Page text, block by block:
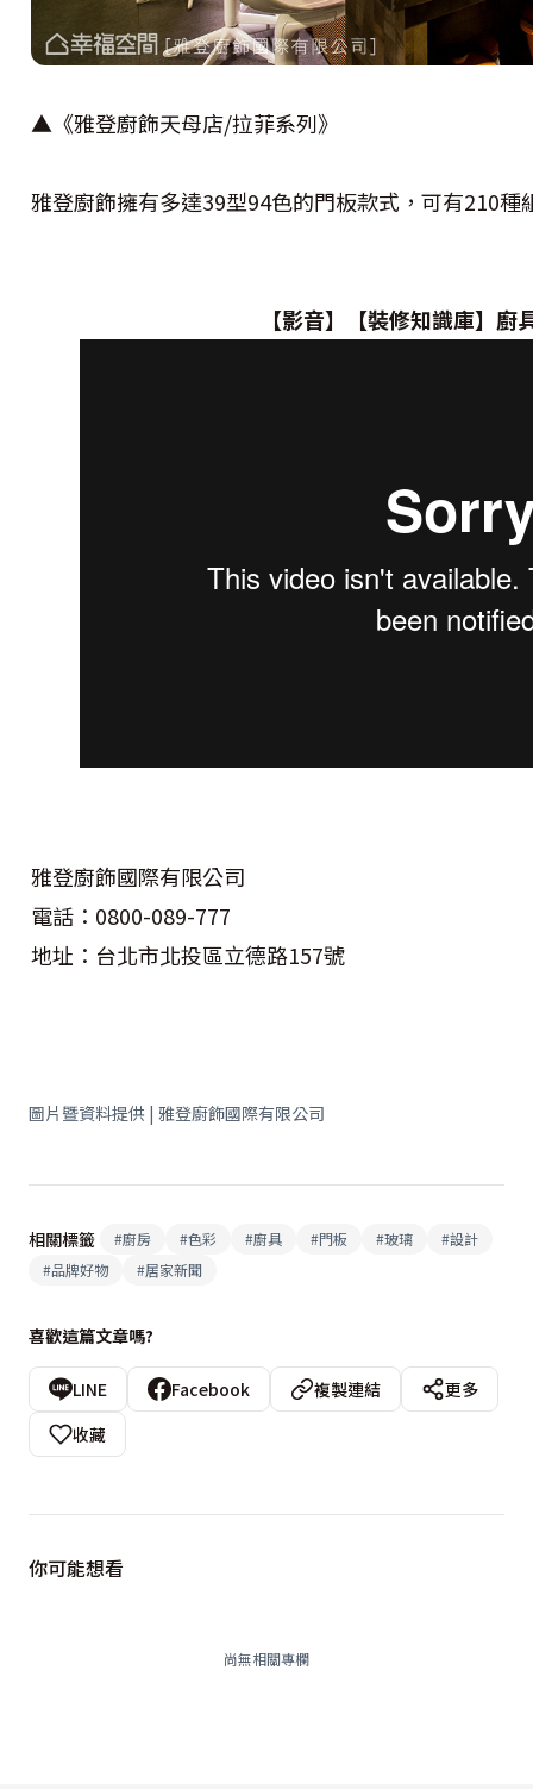
▲《雅登廚飾天母店/拉菲系列》
雅登廚飾擁有多達39型94色的門板款式，可有210
【影音】【裝修知識庫】廚
雅登廚飾國際有限公司
電話：0800-089-777
地址：台北市北投區立德路157號
圖片暨資料提供 | 雅登廚飾國際有限公司
相關標籤 #廚房 #色彩 #廚具 #門板 #玻璃 #設計
#品牌好物 #居家新聞
喜歡這篇文章嗎?
LINE Facebook 複製連結
更多
收藏
你可能想看
尚無相關專欄